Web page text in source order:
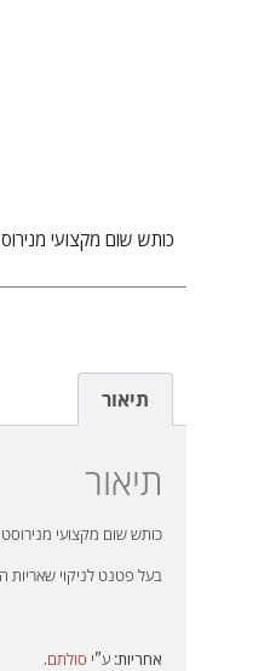
כותש שום מקצועי
תיאור
תיאור
כותש שום מקצועי
בעל פטנט לניקוי שאריות
אחריות: ע"י סולתם.